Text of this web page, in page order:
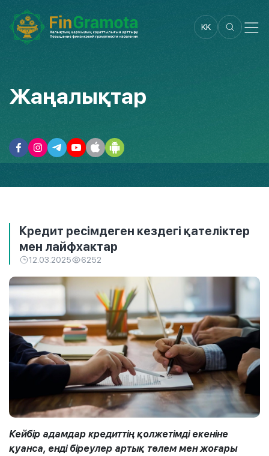
KK
Жаңалықтар
Кредит ресімдеген кездегі қателіктер
мен лайфхактар
12.03.2025 6252
Кейбір адамдар кредиттің қолжетімді екеніне
қуанса, енді біреулер артық төлем мен жоғары